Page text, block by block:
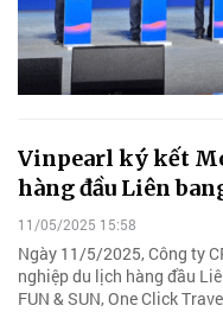
Vinpearl ký kết
hàng đầu Liên
11/05/2025 15:58
Ngày 11/5/2025, Công ty
nghiệp du lịch hàng đầu
FUN & SUN, One Click